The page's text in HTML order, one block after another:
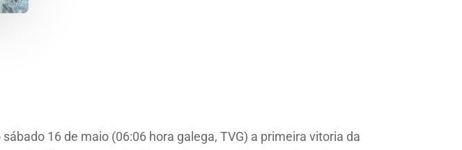
16 de maio (06:06 hora galega, TVG) a primeira vitoria da